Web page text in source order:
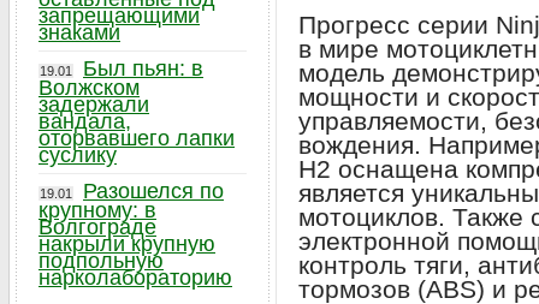
Прогресс серии
в мире
модель
мощности и
управляемости,
вождения.
H2 оснащена
является
мотоциклов. Также
электронной
контроль тяги,
тормозов (ABS) и
запрещающими
знаками
19.01
Был пьян: в
Волжском
задержали
вандала,
оторвавшего лапки
суслику
19.01
Разошелся по
крупному: в
Волгограде
накрыли крупную
подпольную
нарколабораторию